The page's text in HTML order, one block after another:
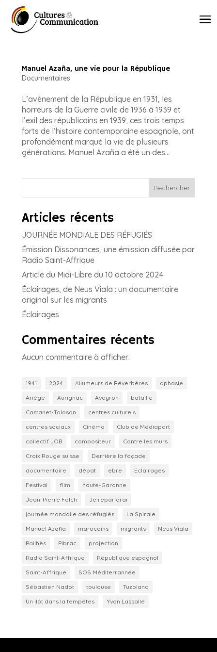
Manuel Azaña, une vie pour la République
Documentaires
L’avènement de la République en 1931, les
horreurs de la Guerre civile de 1936 à 1939 et
l’exil des républicains en 1939, ces trois temps
forts de l’histoire contemporaine espagnole, ont
profondément marqué la vie de plusieurs
générations. Manuel Azaña a été un des...
Rechercher
Articles récents
JOURNÉE MONDIALE DES RÉFUGIÉS
Émission Dissonances, une émission diffusée par
Radio Saint-Affrique
Article du Midi-Libre du 10 octobre 2024
Éclairages, de Neus Viala : un documentaire
original sur les migrants
Éclairages
Commentaires récents
Aucun commentaire à afficher.
1941 2024 Allumeurs de Réverbères
aphasie
Ariège
Aurignac Aveyron
bataille
Castanet-Tolosan
centres culturels
centres sociaux
Cinéma
Club de Médiapart
collectif JOB
compositeur
Contre les murs
Croix Rouge suisse
Derrière la façade
documentaire
débat ebre
Eclairages
Festival
film
haute-Garonne
Jean-Pierre Folch
Je reparlerai
journée mondaile des réfugiés
La Spirale
Manuel Azaña
marocains migrants
Neus Viala
Pailhès
Pibrac
projection
Radio Saint-Affrique
République espagnol
Saint-Affrique
SOS Méditerrannée
Sébastien Nadot
toulouse
Tuzolana
Un ilôt dans la tempêtes
Yvon Lassalle